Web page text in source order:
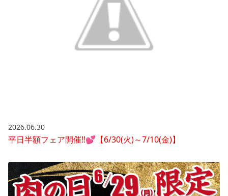
2026.06.30
平日半額フェア開催‼💕【6/30(火)～7/10(金)】